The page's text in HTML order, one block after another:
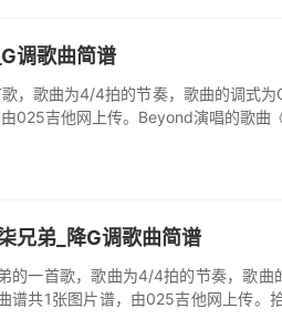
调歌曲简谱
，歌曲为4/4拍的节奏，歌曲的调式为
025吉他网上传。Beyond演唱的歌曲
兄弟_降G调歌曲简谱
的一首歌，歌曲为4/4拍的节奏，歌曲
谱共1张图片谱，由025吉他网上传。